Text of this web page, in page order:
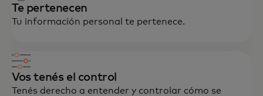
Te pertenecen
Tu información personal te pertenece.
Vos tenés el control
Tenés derecho a entender y controlar cómo se